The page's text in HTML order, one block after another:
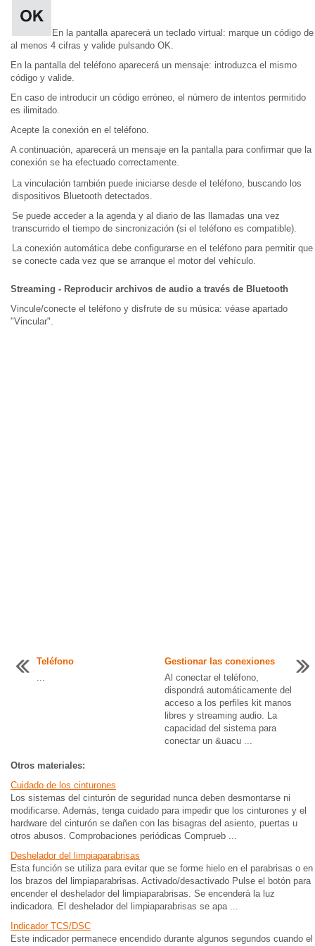
En la pantalla aparecerá un teclado virtual: marque un código de
al menos 4 cifras y valide pulsando OK.
En la pantalla del teléfono aparecerá un mensaje: introduzca el mismo
código y valide.
En caso de introducir un código erróneo, el número de intentos permitido
es ilimitado.
Acepte la conexión en el teléfono.
A continuación, aparecerá un mensaje en la pantalla para confirmar que la
conexión se ha efectuado correctamente.
La vinculación también puede iniciarse desde el teléfono, buscando los
dispositivos Bluetooth detectados.
Se puede acceder a la agenda y al diario de las llamadas una vez
transcurrido el tiempo de sincronización (si el teléfono es compatible).
La conexión automática debe configurarse en el teléfono para permitir que
se conecte cada vez que se arranque el motor del vehículo.
Streaming - Reproducir archivos de audio a través de Bluetooth
Vincule/conecte el teléfono y disfrute de su música: véase apartado
"Vincular".
Teléfono
...
Gestionar las conexiones
Al conectar el teléfono,
dispondrá automáticamente del
acceso a los perfiles kit manos
libres y streaming audio. La
capacidad del sistema para
conectar un &uacu ...
Otros materiales:
Cuidado de los cinturones
Los sistemas del cinturón de seguridad nunca deben desmontarse ni
modificarse. Además, tenga cuidado para impedir que los cinturones y el
hardware del cinturón se dañen con las bisagras del asiento, puertas u
otros abusos. Comprobaciones periódicas Comprueb ...
Deshelador del limpiaparabrisas
Esta función se utiliza para evitar que se forme hielo en el parabrisas o en
los brazos del limpiaparabrisas. Activado/desactivado Pulse el botón para
encender el deshelador del limpiaparabrisas. Se encenderá la luz
indicadora. El deshelador del limpiaparabrisas se apa ...
Indicador TCS/DSC
Este indicador permanece encendido durante algunos segundos cuando el